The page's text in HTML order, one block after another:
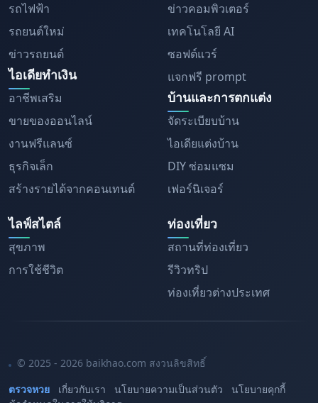
รถไฟฟ้า
รถยนต์ใหม่
ข่าวรถยนต์
ไอเดียทำเงิน
อาชีพเสริม
ขายของออนไลน์
งานฟรีแลนซ์
ธุรกิจเล็ก
สร้างรายได้จากคอนเทนต์
ข่าวคอมพิวเตอร์
เทคโนโลยี AI
ซอฟต์แวร์
แจกฟรี prompt
บ้านและการตกแต่ง
จัดระเบียบบ้าน
ไอเดียแต่งบ้าน
DIY ซ่อมแซม
เฟอร์นิเจอร์
ไลฟ์สไตล์
สุขภาพ
การใช้ชีวิต
ท่องเที่ยว
สถานที่ท่องเที่ยว
รีวิวทริป
ท่องเที่ยวต่างประเทศ
© 2025 - 2026 baikhao.com สงวนลิขสิทธิ์
ตรวจหวย
เกี่ยวกับเรา นโยบายความเป็นส่วนตัว
นโยบายคุกกี้